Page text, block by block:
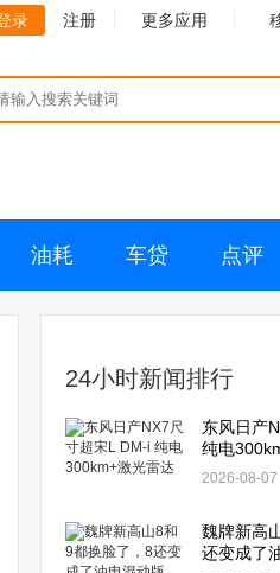
录 注册 更多应用
油耗 车贷 点评
24小时新闻排行
东风日产
纯电
2026-08-07
魏牌新高
还变成了